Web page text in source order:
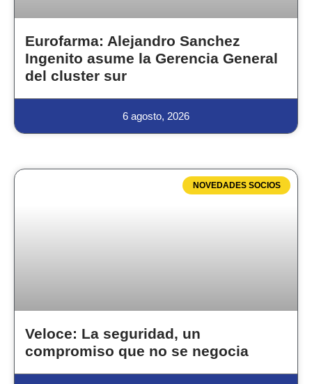
Eurofarma: Alejandro Sanchez
Ingenito asume la Gerencia General
del cluster sur
6 agosto, 2026
NOVEDADES SOCIOS
Veloce: La seguridad, un
compromiso que no se negocia